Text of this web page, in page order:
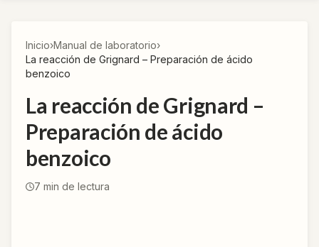
Inicio›Manual de laboratorio›
La reacción de Grignard – Preparación de ácido
benzoico
La reacción de Grignard –
Preparación de ácido
benzoico
7 min de lectura